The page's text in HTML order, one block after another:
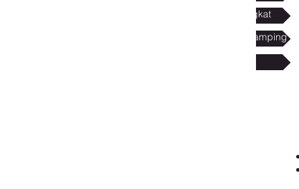
Masalah Terkait Perangkat
Keamanan dan Efek Samping